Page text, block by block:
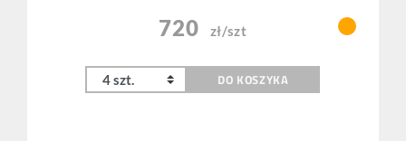
720 zł/szt
DO KOSZYKA